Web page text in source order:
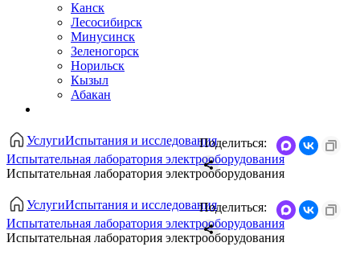
Канск
Лесосибирск
Минусинск
Зеленогорск
Норильск
Кызыл
Абакан
УслугиИспытания и исследования
Испытательная лаборатория электрооборудования
Испытательная лаборатория электрооборудования
Поделиться:
УслугиИспытания и исследования
Испытательная лаборатория электрооборудования
Испытательная лаборатория электрооборудования
Поделиться: